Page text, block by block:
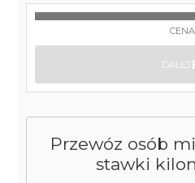
Przewóz osób
stawki
CENA
DALEJ